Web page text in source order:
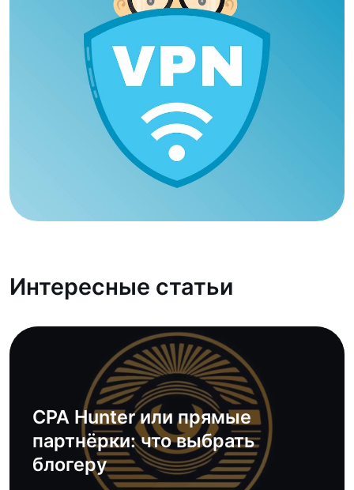
Интересные статьи
CPA Hunter или прямые
партнёрки: что выбрать
блогеру